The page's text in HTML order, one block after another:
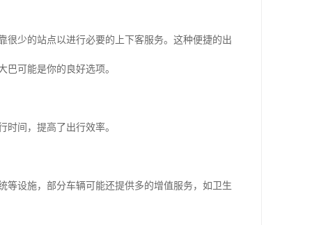
少的站点以进行必要的上下客服务。这种便捷的出
可能是你的良好选项。
间，提高了出行效率。
等设施，部分车辆可能还提供多的增值服务，如卫生